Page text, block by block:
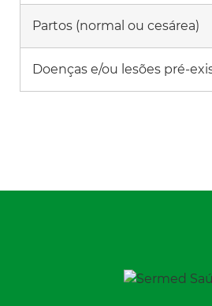
Partos (normal ou cesárea)
Doenças e/ou lesões pré-